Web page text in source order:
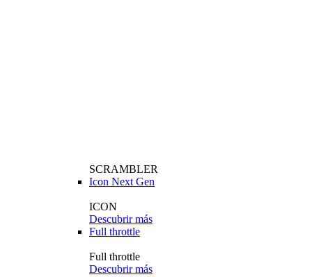
SCRAMBLER
Icon Next Gen
ICON
Descubrir más
Full throttle
Full throttle
Descubrir más